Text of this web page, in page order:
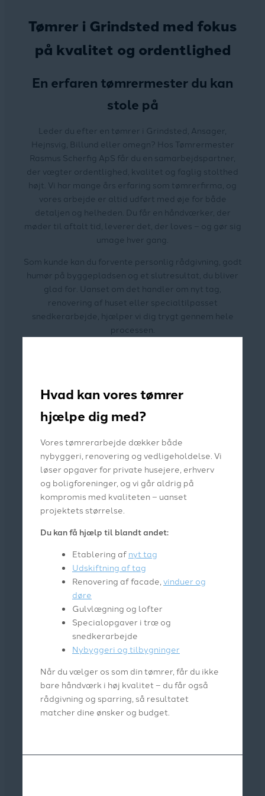
Tømrer i Grindsted med fokus
på kvalitet og ordentlighed
En erfaren tømrermester du kan
stole på
Leder du efter en tømrer i Grindsted, Ansager,
Hejnsvig, Billund eller omegn? Hos Tømrermester
Rasmus Scherfig ApS får du en samarbejdspartner,
der vægter ordentlighed, kvalitet og faglig stolthed
højt. Vi har mange års erfaring som tømrerfirma, og
vores arbejde er altid udført med øje for både
detaljen og helheden. Du får en håndværker, der
møder til aftalt tid, leverer det, der loves – og gør sig
umage hver gang.
Som kunde kan du forvente personlig rådgivning, godt
humør på byggepladsen og et slutresultat, du bliver
glad for. Uanset om det handler om nyt tag,
renovering af huset eller specialtilpasset
snedkerarbejde, hjælper vi dig trygt gennem hele
processen.
Hvad kan vores tømrer
hjælpe dig med?
Vores tømrerarbejde dækker både
nybyggeri, renovering og vedligeholdelse. Vi
løser opgaver for private husejere, erhverv
og boligforeninger, og vi går aldrig på
kompromis med kvaliteten – uanset
projektets størrelse.
Du kan få hjælp til blandt andet:
Etablering af nyt tag
Udskiftning af tag
Renovering af facade, vinduer og
døre
Gulvlægning og lofter
Specialopgaver i træ og
snedkerarbejde
Nybyggeri og tilbygninger
Når du vælger os som din tømrer, får du ikke
bare håndværk i høj kvalitet – du får også
rådgivning og sparring, så resultatet
matcher dine ønsker og budget.